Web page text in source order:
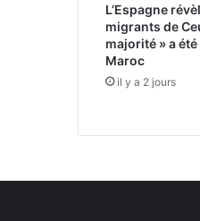
L’Espagne
migrants de
majorité » a
Maroc
il y a 2 jours